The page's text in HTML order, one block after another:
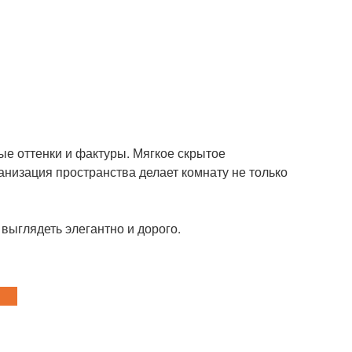
оттенки и фактуры. Мягкое скрытое
пространства делает комнату не только
элегантно и дорого.